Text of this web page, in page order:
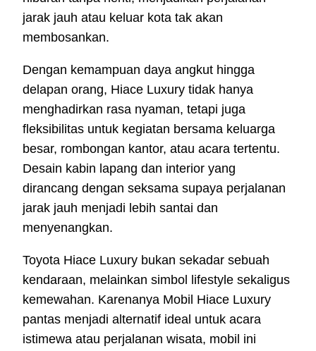
jarak jauh atau keluar kota tak akan
membosankan.
Dengan kemampuan daya angkut hingga
delapan orang, Hiace Luxury tidak hanya
menghadirkan rasa nyaman, tetapi juga
fleksibilitas untuk kegiatan bersama keluarga
besar, rombongan kantor, atau acara tertentu.
Desain kabin lapang dan interior yang
dirancang dengan seksama supaya perjalanan
jarak jauh menjadi lebih santai dan
menyenangkan.
Toyota Hiace Luxury bukan sekadar sebuah
kendaraan, melainkan simbol lifestyle sekaligus
kemewahan. Karenanya Mobil Hiace Luxury
pantas menjadi alternatif ideal untuk acara
istimewa atau perjalanan wisata, mobil ini